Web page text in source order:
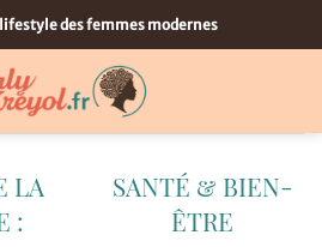
des femmes modernes
SANTÉ & BIEN-
ÊTRE